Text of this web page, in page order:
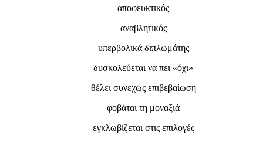
αποφευκτικός
αναβλητικός
υπερβολικά διπλωμάτης
δυσκολεύεται να πει «όχι»
θέλει συνεχώς επιβεβαίωση
φοβάται τη μοναξιά
εγκλωβίζεται στις επιλογές